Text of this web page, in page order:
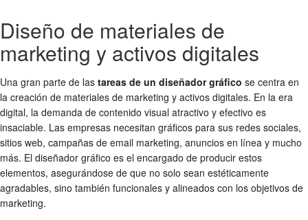
Diseño de materiales de
marketing y activos digitales
Una gran parte de las tareas de un diseñador gráfico se centra en
la creación de materiales de marketing y activos digitales. En la era
digital, la demanda de contenido visual atractivo y efectivo es
insaciable. Las empresas necesitan gráficos para sus redes sociales,
sitios web, campañas de email marketing, anuncios en línea y mucho
más. El diseñador gráfico es el encargado de producir estos
elementos, asegurándose de que no solo sean estéticamente
agradables, sino también funcionales y alineados con los objetivos de
marketing.